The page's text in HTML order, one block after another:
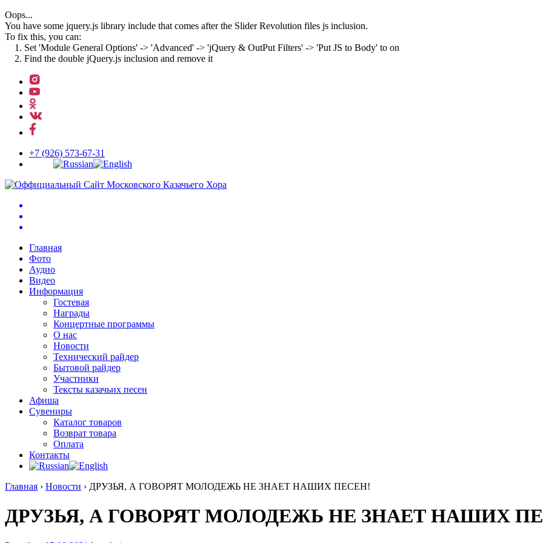
Oops...
You have some jquery.js library include that comes after the Slider Revolution files js inclusion.
To fix this, you can:
1. Set 'Module General Options' -> 'Advanced' -> 'jQuery & OutPut Filters' -> 'Put JS to Body' to on
2. Find the double jQuery.js inclusion and remove it
Перейти
основному
содержимому
+7 (926) 573-67-31
Главная
Фото
Аудио
Видео
Информация
Гостевая
Награды
Концертные программы
О нас
Новости
Технический райдер
Бытовой райдер
Участники
Тексты казачьих песен
Афиша
Сувениры
Каталог товаров
Возврат товара
Оплата
Контакты
Главная › Новости › ДРУЗЬЯ, А ГОВОРЯТ МОЛОДЕЖЬ НЕ ЗНАЕТ НАШИХ ПЕСЕН!
ДРУЗЬЯ, А ГОВОРЯТ МОЛОДЕЖЬ НЕ ЗНАЕТ НАШИХ